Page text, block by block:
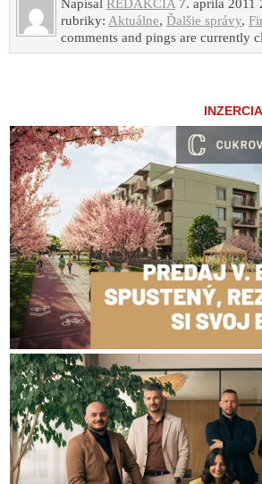
Napísal REDAKCIA7. apríla 2011
rubriky: Aktuálne, Ďalšie správy,
comments and pings are currently
INZERCIA